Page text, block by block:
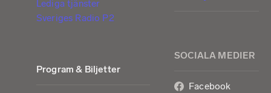
Lediga tjänster
Sveriges Radio P2
Program & Biljetter
SOCIALA MEDIER
Facebook